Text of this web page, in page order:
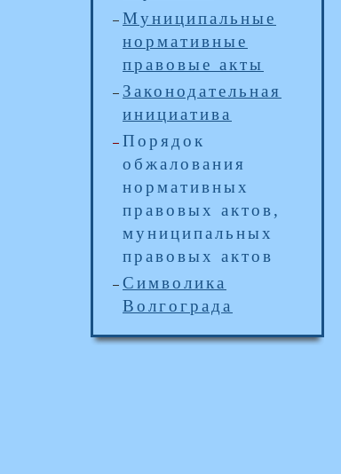
Муниципальные
нормативные
правовые акты
Законодательная
инициатива
Порядок
обжалования
нормативных
правовых актов,
муниципальных
правовых актов
Символика
Волгограда